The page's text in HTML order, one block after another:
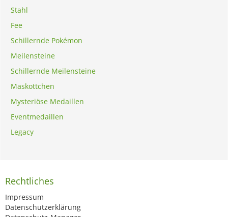
Stahl
Fee
Schillernde Pokémon
Meilensteine
Schillernde Meilensteine
Maskottchen
Mysteriöse Medaillen
Eventmedaillen
Legacy
Rechtliches
Impressum
Datenschutzerklärung